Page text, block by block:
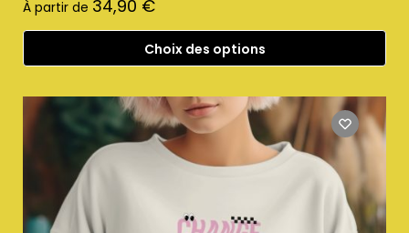
À partir de 34,90 €
Choix des options